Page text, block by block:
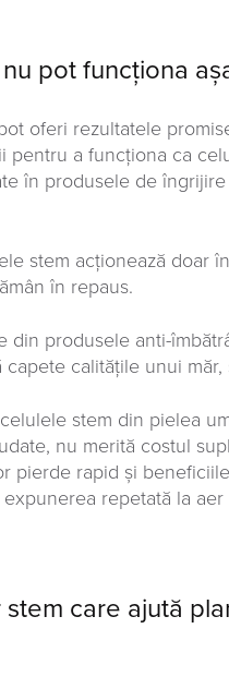
pot funcționa
oferi rezultatele
a funcționa ca
în produsele de
stem acționează doar
în repaus.
din produsele anti-
calitățile unui
stem din pielea
nu merită costul
pierde rapid și
repetată la
care ajută